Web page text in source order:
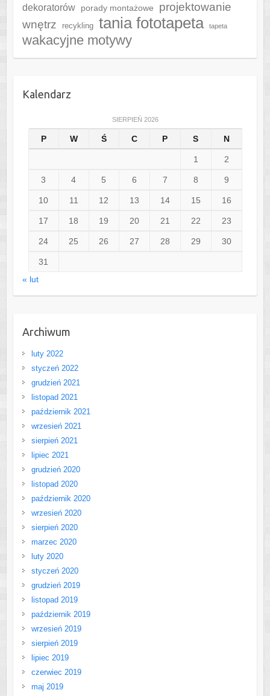
dekoratorów
porady montażowe
projektowanie
wnętrz
recykling tania fototapeta tapeta
wakacyjne motywy
Kalendarz
SIERPIEŃ 2026
P W Ś C P S N
1 2
3 4 5 6 7 8 9
10 11 12 13 14 15 16
17 18 19 20 21 22 23
24 25 26 27 28 29 30
31
« lut
Archiwum
luty 2022
styczeń 2022
grudzień 2021
listopad 2021
październik 2021
wrzesień 2021
sierpień 2021
lipiec 2021
grudzień 2020
listopad 2020
październik 2020
wrzesień 2020
sierpień 2020
marzec 2020
luty 2020
styczeń 2020
grudzień 2019
listopad 2019
październik 2019
wrzesień 2019
sierpień 2019
lipiec 2019
czerwiec 2019
maj 2019